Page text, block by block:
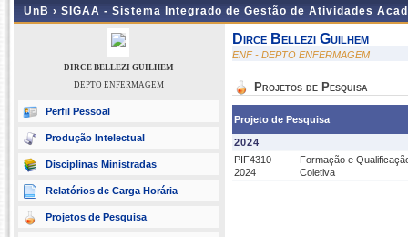
UnB › SIGAA - Sistema Integrado de Gestão de Atividades
DIRCE BELLEZI GUILHEM
DEPTO ENFERMAGEM
Perfil Pessoal
Produção Intelectual
Disciplinas Ministradas
Relatórios de Carga Horária
Projetos de Pesquisa
Dirce Bellezi Guilhem
ENF - DEPTO ENFERMAGEM
Projetos de Pesquisa
Projeto de Pesquisa
2024
PIF4310-
2024
Formação e
Coletiva